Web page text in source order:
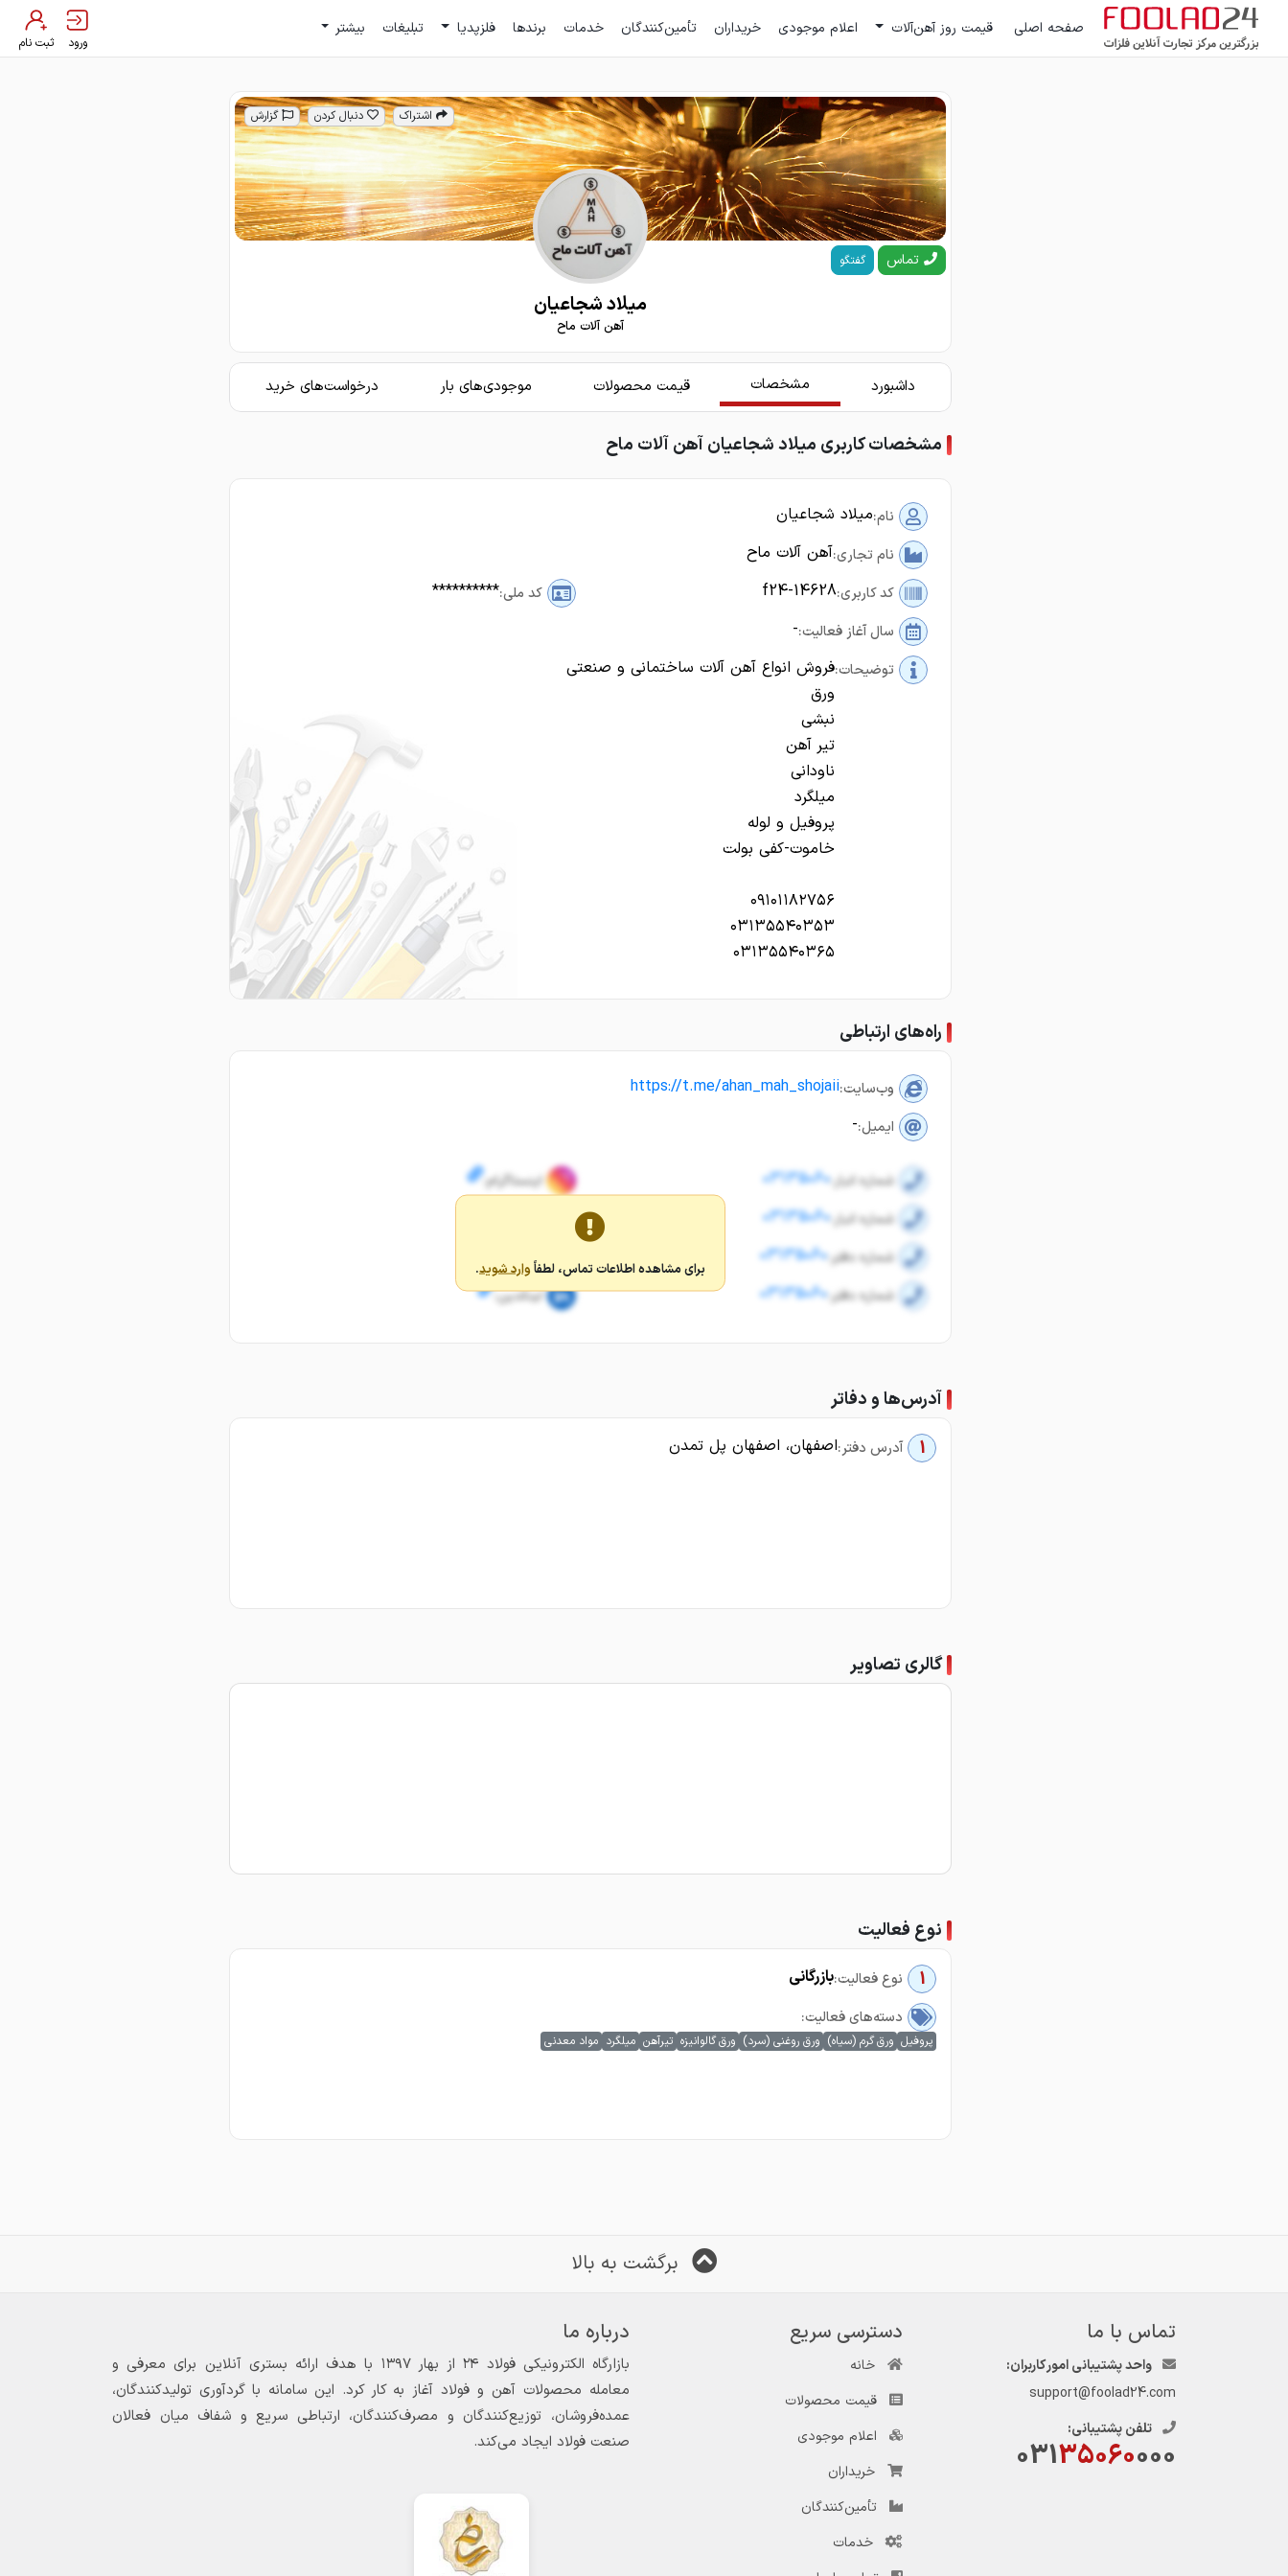
صفحه اصلی قیمت روز آهن‌آلات اعلام موجودی خریداران تأمین‌کنندگان خدمات برندها فلزپدیا تبلیغات بیشتر
ورود ثبت نام
اشتراک دنبال کردن گزارش
تماس گفتگو
میلاد شجاعیان
آهن آلات ماح
داشبورد مشخصات قیمت محصولات موجودی‌های بار درخواست‌های خرید
مشخصات کاربری میلاد شجاعیان آهن آلات ماح
نام:میلاد شجاعیان
نام تجاری:آهن آلات ماح
کد کاربری:f24-14628 کد ملی:**********
سال آغاز فعالیت:-
توضیحات:فروش انواع آهن آلات ساختمانی و صنعتی
ورق
نبشی
تیر آهن
ناودانی
میلگرد
پروفیل و لوله
خاموت-کفی بولت
۰۹۱۰۱۱۸۲۷۵۶
۰۳۱۳۵۵۴۰۳۵۳
۰۳۱۳۵۵۴۰۳۶۵
راه‌های ارتباطی
وب‌سایت:https://t.me/ahan_mah_shojaii
ایمیل:-
برای مشاهده اطلاعات تماس، لطفاً وارد شوید.
شماره انبار:03135060
شماره انبار:03135060
شماره دفتر:03135060
شماره دفتر:03135060
اینستاگرام:
تلگرام:
لینکدین:
آدرس‌ها و دفاتر
1
آدرس دفتر:اصفهان، اصفهان پل تمدن
گالری تصاویر
نوع فعالیت
1
نوع فعالیت:بازرگانی
دسته‌های فعالیت:
پروفیل ورق گرم (سیاه) ورق روغنی (سرد) ورق گالوانیزه تیرآهن میلگرد مواد معدنی
برگشت به بالا
تماس با ما
واحد پشتیبانی امور کاربران:
support@foolad24.com
تلفن پشتیبانی:
03135060000
دسترسی سریع
خانه
قیمت محصولات
اعلام موجودی
خریداران
تأمین‌کنندگان
خدمات
درباره ما
بازارگاه الکترونیکی فولاد ۲۴ از بهار ۱۳۹۷ با هدف ارائه بستری آنلاین برای معرفی و
معامله محصولات آهن و فولاد آغاز به کار کرد. این سامانه با گردآوری تولیدکنندگان،
عمده‌فروشان، توزیع‌کنندگان و مصرف‌کنندگان، ارتباطی سریع و شفاف میان فعالان
صنعت فولاد ایجاد می‌کند.